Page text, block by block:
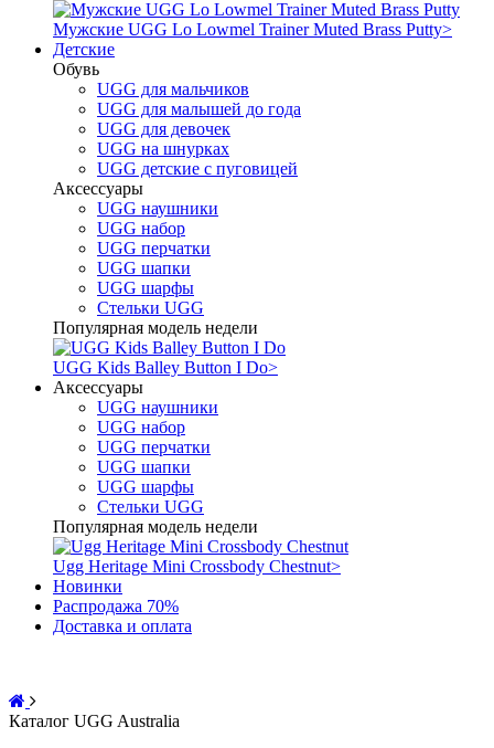
Мужские UGG Lo Lowmel Trainer Muted Brass Putty>
Детские
Обувь
UGG для мальчиков
UGG для малышей до года
UGG для девочек
UGG на шнурках
UGG детские с пуговицей
Аксессуары
UGG наушники
UGG набор
UGG перчатки
UGG шапки
UGG шарфы
Стельки UGG
Популярная модель недели
UGG Kids Balley Button I Do>
Аксессуары
UGG наушники
UGG набор
UGG перчатки
UGG шапки
UGG шарфы
Стельки UGG
Популярная модель недели
Ugg Heritage Mini Crossbody Chestnut>
Новинки
Распродажа 70%
Доставка и оплата
Каталог UGG Australia